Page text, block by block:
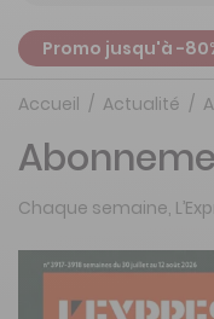
Promo jusqu'à -
Accueil Actualité
Chaque semaine,